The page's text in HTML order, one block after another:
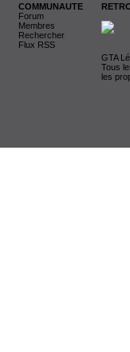
COMMUNAUTE
Forum
Membres
Rechercher
Flux RSS
GTA
Tous
les